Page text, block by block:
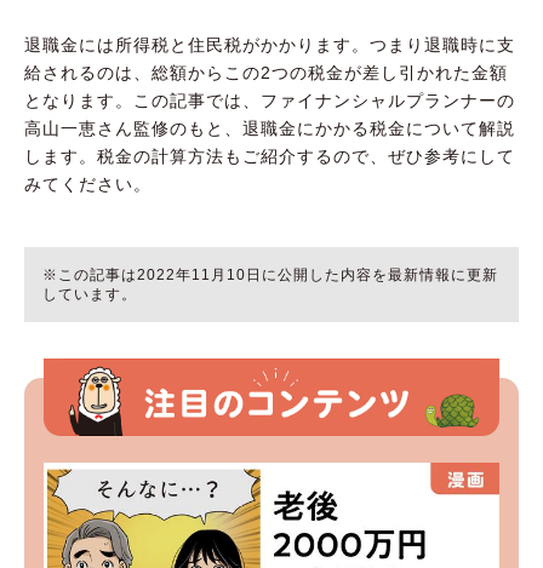
退職金には所得税と住民税がかかります。つまり退職時に支
給されるのは、総額からこの2つの税金が差し引かれた金額
となります。この記事では、ファイナンシャルプランナーの
高山一恵さん監修のもと、退職金にかかる税金について解説
します。税金の計算方法もご紹介するので、ぜひ参考にして
みてください。
※この記事は2022年11月10日に公開した内容を最新情報に更新
しています。